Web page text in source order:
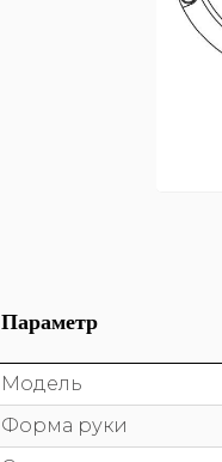
Параметр
Модель
Форма руки